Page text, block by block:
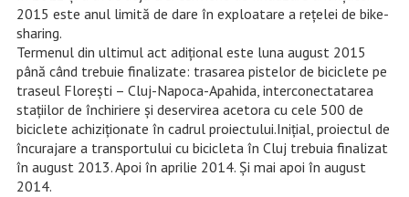
2015 este anul limită de dare în exploatare a rețelei de bike-
sharing.
Termenul din ultimul act adițional este luna august 2015
până când trebuie finalizate: trasarea pistelor de biciclete pe
traseul Florești – Cluj-Napoca-Apahida, interconectatarea
stațiilor de închiriere și deservirea acetora cu cele 500 de
biciclete achiziționate în cadrul proiectului.Inițial, proiectul de
încurajare a transportului cu bicicleta în Cluj trebuia finalizat
în august 2013. Apoi în aprilie 2014. Și mai apoi în august
2014.